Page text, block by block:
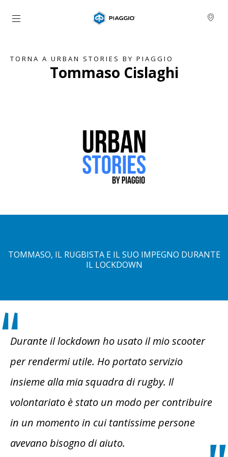
Vai al contenuto principale
TORNA A URBAN STORIES BY PIAGGIO
Tommaso Cislaghi
TOMMASO, IL RUGBISTA E IL SUO IMPEGNO DURANTE
IL LOCKDOWN
Durante il lockdown ho usato il mio scooter
per rendermi utile. Ho portato servizio
insieme alla mia squadra di rugby. Il
volontariato è stato un modo per contribuire
in un momento in cui tantissime persone
avevano bisogno di aiuto.